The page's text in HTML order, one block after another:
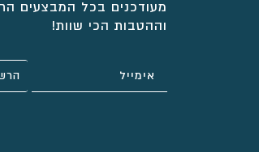
מעודכנים בכל המבצעים
וההטבות הכי שוות!